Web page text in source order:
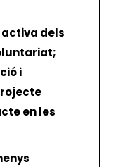
dels
i
en les